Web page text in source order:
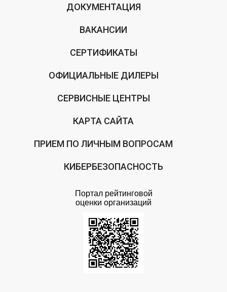
ДОКУМЕНТАЦИЯ
ВАКАНСИИ
СЕРТИФИКАТЫ
ОФИЦИАЛЬНЫЕ ДИЛЕРЫ
СЕРВИСНЫЕ ЦЕНТРЫ
КАРТА САЙТА
ПРИЕМ ПО ЛИЧНЫМ ВОПРОСАМ
КИБЕРБЕЗОПАСНОСТЬ
Портал рейтинговой
оценки организаций